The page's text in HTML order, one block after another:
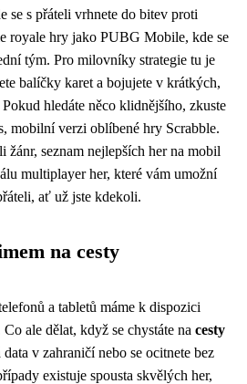
se s přáteli vrhnete do bitev proti
royale hry jako PUBG Mobile, kde se
tým. Pro milovníky strategie tu je
balíčky karet a bojujete v krátkých,
hledáte něco klidnějšího, zkuste
mobilní verzi oblíbené hry Scrabble.
seznam nejlepších her na mobil
multiplayer her, které vám umožní
ať už jste kdekoli.
na cesty
a tabletů máme k dispozici
ale dělat, když se chystáte na cesty
v zahraničí nebo se ocitnete bez
existuje spousta skvělých her,